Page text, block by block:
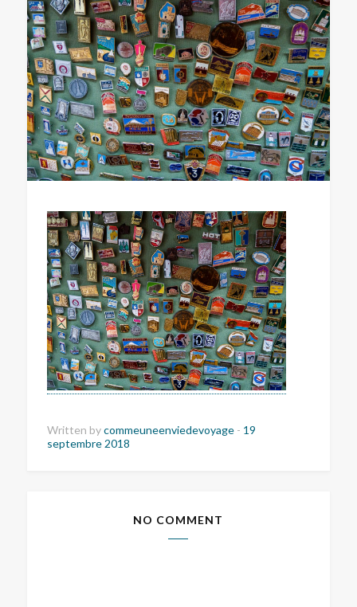
Written bycommeuneenviedevoyage - 19
septembre 2018
NO COMMENT